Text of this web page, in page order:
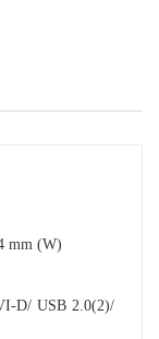
mm (W)
D/ USB 2.0(2)/